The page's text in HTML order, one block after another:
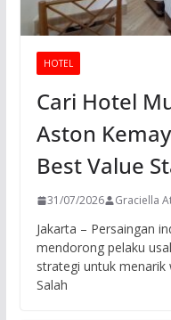
HOTEL
Cari Hotel
Aston
Best Value
31/07/2026 Graciella
Jakarta – Persaingan
mendorong pelaku
strategi untuk menarik
Salah